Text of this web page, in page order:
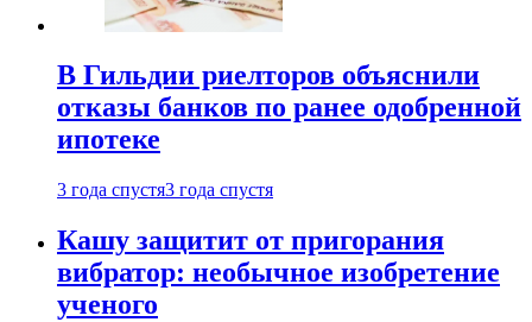
В Гильдии риелторов объяснили
отказы банков по ранее одобренной
ипотеке
3 года спустя3 года спустя
Кашу защитит от пригорания
вибратор: необычное изобретение
ученого